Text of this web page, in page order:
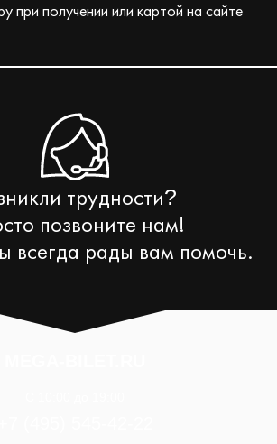
при получении или картой на сайте
трудности?
позвоните нам!
всегда рады вам помочь.